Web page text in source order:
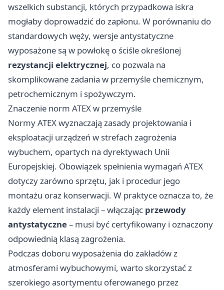
wszelkich substancji, których przypadkowa iskra
mogłaby doprowadzić do zapłonu. W porównaniu do
standardowych węży, wersje antystatyczne
wyposażone są w powłokę o ściśle określonej
rezystancji elektrycznej, co pozwala na
skomplikowane zadania w przemyśle chemicznym,
petrochemicznym i spożywczym.
Znaczenie norm ATEX w przemyśle
Normy ATEX wyznaczają zasady projektowania i
eksploatacji urządzeń w strefach zagrożenia
wybuchem, opartych na dyrektywach Unii
Europejskiej. Obowiązek spełnienia wymagań ATEX
dotyczy zarówno sprzętu, jak i procedur jego
montażu oraz konserwacji. W praktyce oznacza to, że
każdy element instalacji – włączając przewody
antystatyczne– musi być certyfikowany i oznaczony
odpowiednią klasą zagrożenia.
Podczas doboru wyposażenia do zakładów z
atmosferami wybuchowymi, warto skorzystać z
szerokiego asortymentu oferowanego przez